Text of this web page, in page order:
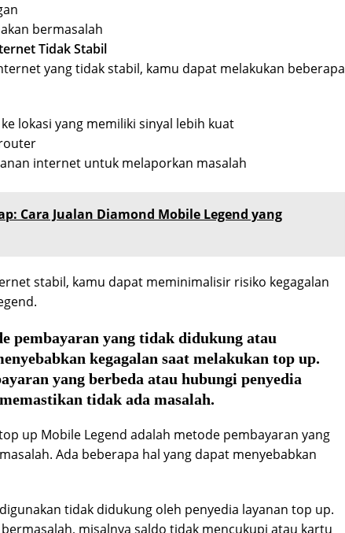
bermasalah
Tidak Stabil
yang tidak stabil, kamu dapat melakukan beberapa
lokasi yang memiliki sinyal lebih kuat
internet untuk melaporkan masalah
Cara Jualan Diamond Mobile Legend yang
stabil, kamu dapat meminimalisir risiko kegagalan
pembayaran yang tidak didukung atau
kegagalan saat melakukan top up.
yang berbeda atau hubungi penyedia
tidak ada masalah.
up Mobile Legend adalah metode pembayaran yang
Ada beberapa hal yang dapat menyebabkan
tidak didukung oleh penyedia layanan top up.
misalnya saldo tidak mencukupi atau kartu